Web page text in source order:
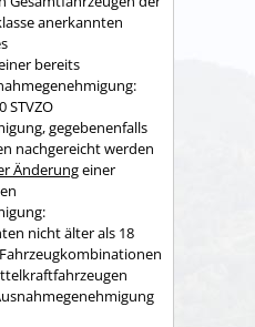
anerkannten
bereits
STVZO
gegebenenfalls
nachgereicht werden
Änderungeiner
nicht älter als 18